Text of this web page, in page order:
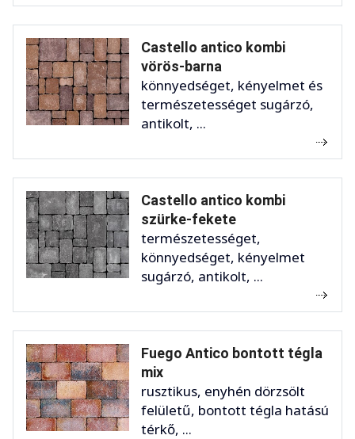
Castello antico kombi
vörös-barna
könnyedséget, kényelmet és
természetességet sugárzó,
antikolt, ...
Castello antico kombi
szürke-fekete
természetességet,
könnyedséget, kényelmet
sugárzó, antikolt, ...
Fuego Antico bontott tégla
mix
rusztikus, enyhén dörzsölt
felületű, bontott tégla hatású
térkő, ...